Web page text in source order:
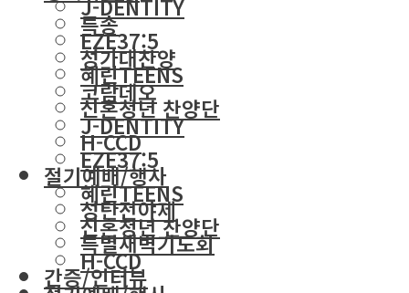
J-DENTITY
EZE37:5
혜린TEENS
신혼청년 찬양단
H-CCD
절기예배/행사
성탄전야제
특별새벽기도회
간증/인터뷰
특송
성가대찬양
코람데오
J-DENTITY
EZE37:5
혜린TEENS
신혼청년 찬양단
H-CCD